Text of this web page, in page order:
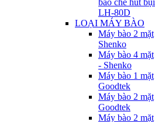
bao che hút bụi
LH-80D
LOẠI MÁY BÀO
Máy bào 2 mặt
Shenko
Máy bào 4 mặt
- Shenko
Máy bào 1 mặt
Goodtek
Máy bào 2 mặt
Goodtek
Máy bào 2 mặt